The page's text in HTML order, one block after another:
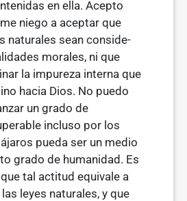
en ella. Acepto
niego a aceptar que
naturales sean conside­
morales, ni que
la impureza interna que
hacia Dios. No puedo
un grado de
incluso por los
pueda ser un medio
grado de humanidad. Es
tal actitud equivale a
leyes naturales, y que